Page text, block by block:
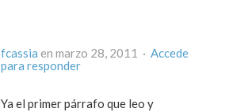
fcassia en marzo 28, 2011 · Accede
para responder
Ya el primer párrafo que leo y